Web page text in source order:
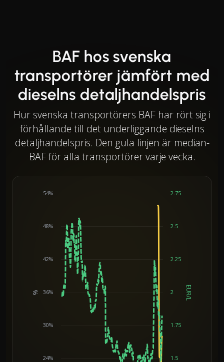
BAF hos svenska
transportörer jämfört med
dieselns detaljhandelspris
Hur svenska transportörers BAF har rört sig i
förhållande till det underliggande dieselns
detaljhandelspris. Den gula linjen är median-
BAF för alla transportörer varje vecka.
% EUR/L
24%
30%
36%
42%
48%
54%
1.5
1.75
2
2.25
2.5
2.75